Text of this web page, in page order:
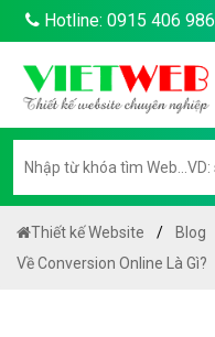
Hotline: 0915 406 986
Thiết kế Website Blog
Về Conversion Online Là Gì?